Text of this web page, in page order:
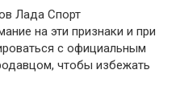
Лада Спорт
на эти признаки и при
с официальным
чтобы избежать